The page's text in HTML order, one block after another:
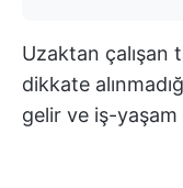
Uzaktan çalışan
dikkate
gelir ve iş-